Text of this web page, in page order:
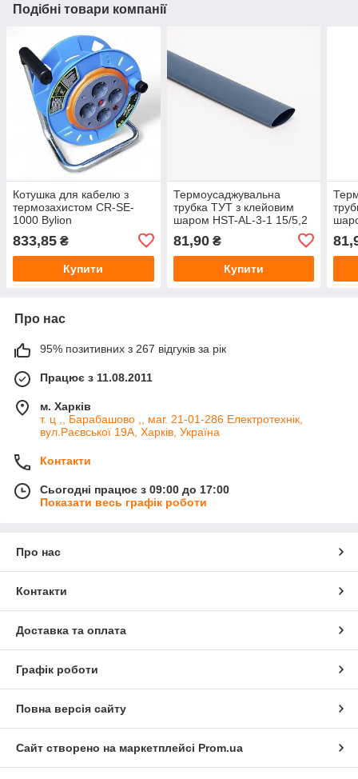
Подібні товари компанії
Котушка для кабелю з
термозахистом CR-SE-
1000 Bylion
833,85 ₴
Купити
Термоусаджувальна
трубка ТУТ з клейовим
шаром HST-AL-3-1 15/5,2
мм, термоусадка 3:1 для
герметизації та ізоляції
кабелю
81,90₴
Купити
для
Про нас
95% позитивних з 267 відгуків за рік
Працює з 11.08.2011
м. Харків
т. ц ,, Барабашово ,, маг. 21-01-286 Електротехнік,
вул.Раєвської 19А, Харків, Україна
Контакти
Сьогодні працює з 09:00 до 17:00
Показати весь графік роботи
Про нас
Контакти
Доставка та оплата
Графік роботи
Повна версія сайту
Сайт створено на маркетплейсі Prom.ua